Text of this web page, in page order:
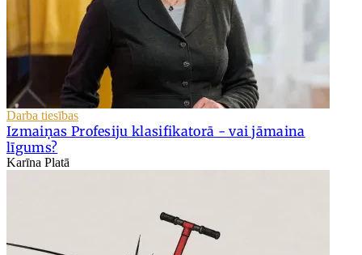
Darba tiesības
Izmaiņas Profesiju klasifikatorā - vai jāmaina
līgums?
Karīna Platā